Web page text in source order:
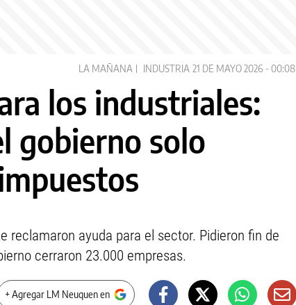
LA MAÑANA INDUSTRIA 21 DE MAYO 2026 - 00:08
los industriales:
gobierno solo
reclamaron ayuda para el sector. Pidieron fin de
cerraron 23.000 empresas.
+ Agregar LM Neuquen en